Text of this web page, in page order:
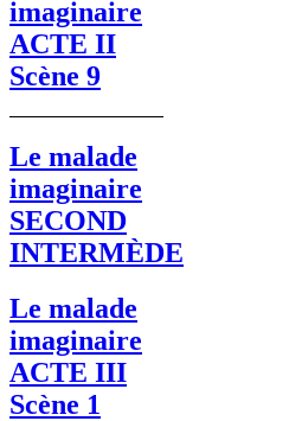
imaginaire
ACTE II
Scène 9
Le malade
imaginaire
SECOND
INTERMÈDE
Le malade
imaginaire
ACTE III
Scène 1